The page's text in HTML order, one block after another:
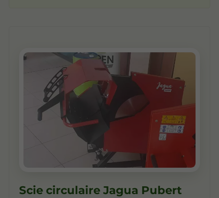
Scie circulaire Jagua Pubert